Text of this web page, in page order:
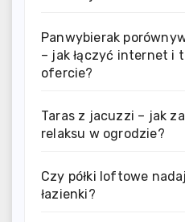
Panwybierak
– jak łączyć internet i
ofercie?
Taras z jacuzzi – jak
relaksu w ogrodzie?
Czy półki loftowe
łazienki?